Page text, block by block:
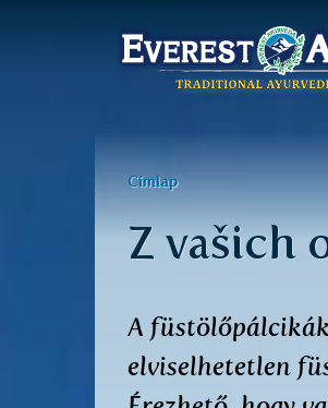
Főmenü
Jelenlegi
hely
Címlap
Z vašich
A
elviselhetetlen